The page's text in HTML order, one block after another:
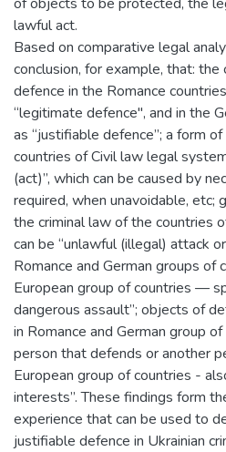
lawful act.
Based on comparative legal
conclusion, for example, that:
defence in the Romance
“legitimate defence", and in the
as “justifiable defence”; a form
countries of Civil law legal
(act)”, which can be caused by
required, when unavoidable, etc;
the criminal law of the countries
can be “unlawful (illegal) attack
Romance and German groups of
European group of countries —
dangerous assault”; objects of
in Romance and German group
person that defends or another
European group of countries -
interests”. These findings form
experience that can be used to
justifiable defence in Ukrainian